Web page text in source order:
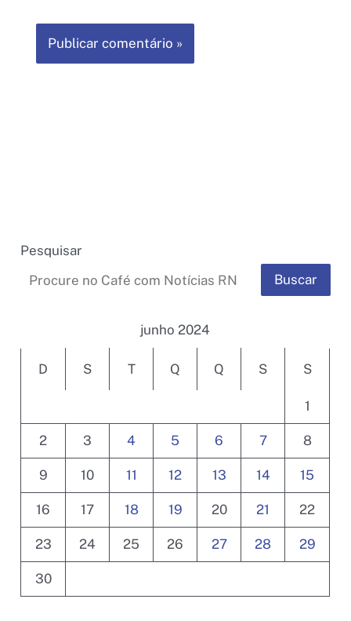
Pesquisar
Buscar
junho 2024
D S T Q Q S S
1
2 3 4 5 6 7 8
9 10 11 12 13 14 15
16 17 18 19 20 21 22
23 24 25 26 27 28 29
30